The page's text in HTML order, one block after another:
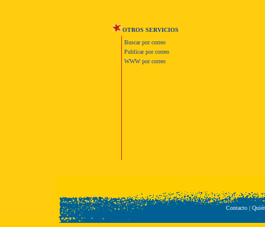
OTROS SERVICIOS
Buscar por correo
Publicar por correo
WWW por correo
Contacto|